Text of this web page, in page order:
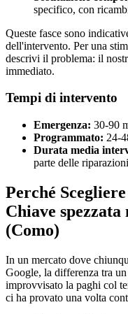
specifico, con
Queste fasce sono
dell'intervento. Per una
descrivi il problema: il
immediato.
Tempi di intervento
Emergenza: 30-90
Programmato: 24-
Durata media
parte delle riparazioni
Perché
Chiave
(Como)
In un mercato dove
Google, la differenza tra
improvvisato la paghi col
ci ha provato una volta